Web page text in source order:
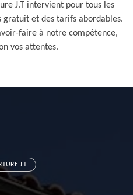
J.T intervient pour tous les
gratuit et des tarifs abordables.
faire à notre compétence,
vos attentes.
J.T